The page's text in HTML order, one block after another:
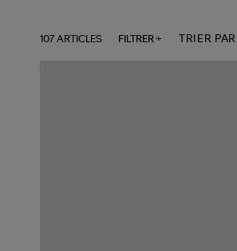
107 ARTICLES FILTRER + TRIER PAR